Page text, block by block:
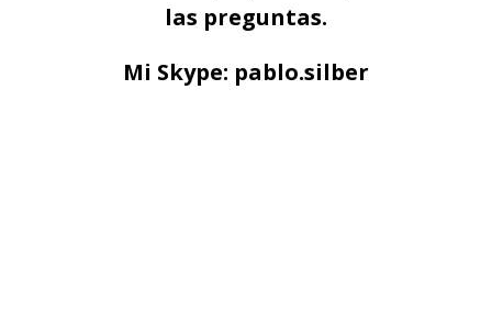
las preguntas.
Mi Skype: pablo.silber